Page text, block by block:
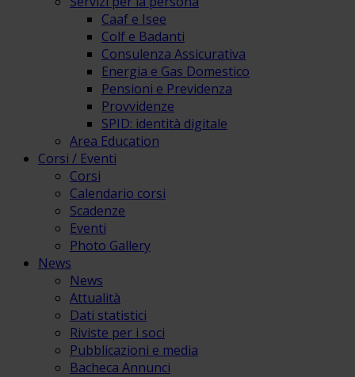
Caaf e Isee
Colf e Badanti
Consulenza Assicurativa
Energia e Gas Domestico
Pensioni e Previdenza
Provvidenze
SPID: identità digitale
Area Education
Corsi / Eventi
Corsi
Calendario corsi
Scadenze
Eventi
Photo Gallery
News
News
Attualità
Dati statistici
Riviste per i soci
Pubblicazioni e media
Bacheca Annunci